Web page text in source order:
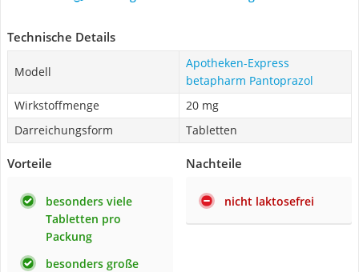
Technische Details
Modell
Apotheken-Express
betapharm Pantoprazol
Wirkstoffmenge
20 mg
Darreichungsform
Tabletten
Vorteile
besonders viele
Tabletten pro
Packung
besonders große
Nachteile
nicht laktosefrei